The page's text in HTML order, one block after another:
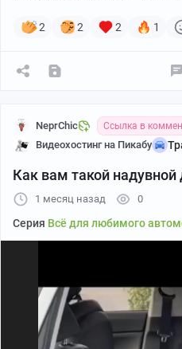
2 2 2 1
NeprChic Ссылка в
Видеохостинг на Пикабу
Как вам такой надувной
1 месяц назад 0
Серия Всё для любимого